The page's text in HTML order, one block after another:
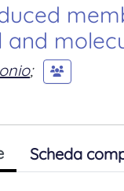
;
Scheda